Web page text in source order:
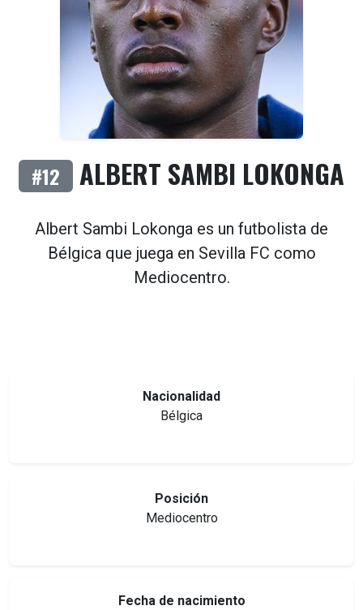
#12 ALBERT SAMBI LOKONGA
Albert Sambi Lokonga es un futbolista de
Bélgicaque juega en Sevilla FC como
Mediocentro.
Nacionalidad
Bélgica
Posición
Mediocentro
Fecha de nacimiento